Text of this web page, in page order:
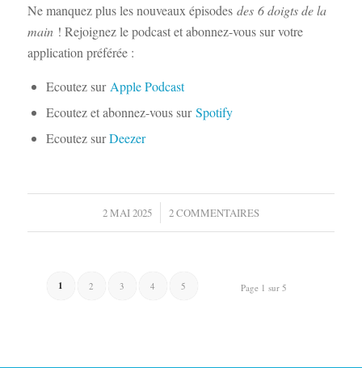
Ne manquez plus les nouveaux épisodes des 6 doigts de la
main! Rejoignez le podcast et abonnez-vous sur votre
application préférée :
Ecoutez sur Apple Podcast
Ecoutez et abonnez-vous surSpotify
Ecoutez surDeezer
2 MAI 2025
/ 2 COMMENTAIRES
Page 1 sur 5
1 2 3 4 5